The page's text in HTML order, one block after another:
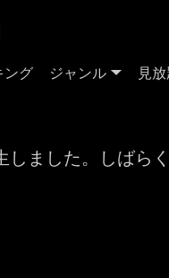
ング ジャンル 見放
しました。しばら